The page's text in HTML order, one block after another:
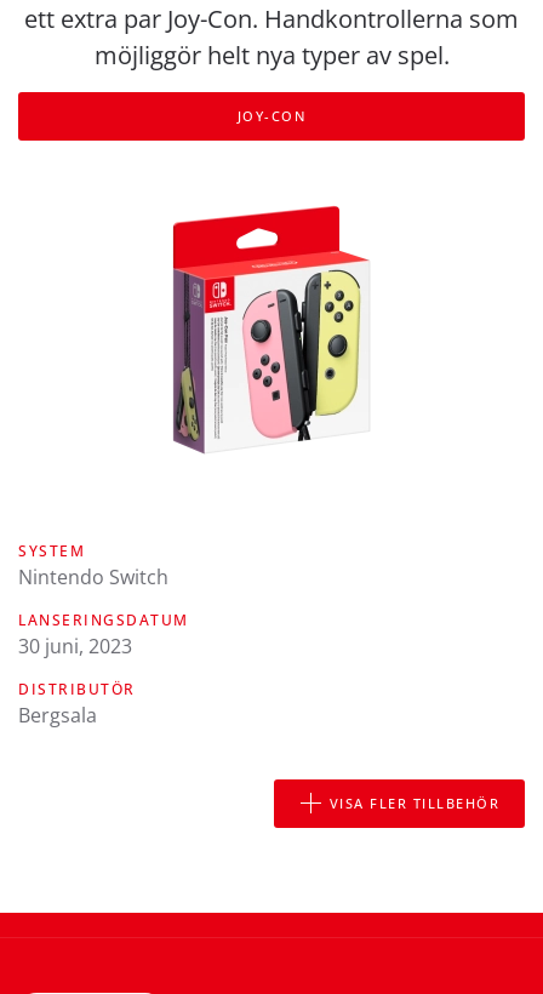
SYSTEM
Nintendo Switch
LANSERINGSDATUM
30 juni, 2023
DISTRIBUTÖR
Bergsala
ett extra par Joy-Con. Handkontrollerna som
möjliggör helt nya typer av spel.
JOY-CON
VISA FLER TILLBEHÖR